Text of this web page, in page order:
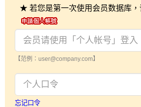
★ 若您是第一次使用会员数据库，
【范例：user@company.com】
忘记口令